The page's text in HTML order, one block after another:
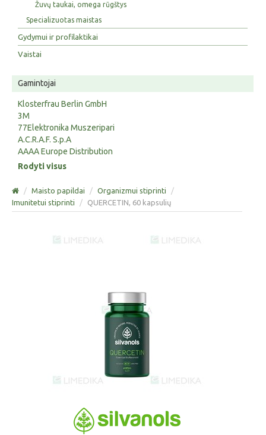
Žuvų taukai, omega rūgštys
Specializuotas maistas
Gydymui ir profilaktikai
Vaistai
Gamintojai
Klosterfrau Berlin GmbH
3M
77Elektronika Muszeripari
A.C.R.A.F. S.p.A
AAAA Europe Distribution
Rodyti visus
/ Maisto papildai / Organizmui stiprinti
/
Imunitetui stiprinti
/ QUERCETIN, 60 kapsulių